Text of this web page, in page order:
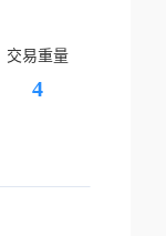
交易重量
4